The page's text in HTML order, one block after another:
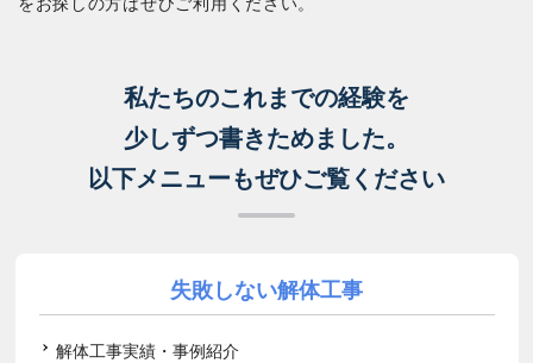
私たちのこれまでの経験を
少しずつ書きためました。
以下メニューもぜひご覧ください
失敗しない解体工事
解体工事実績・事例紹介